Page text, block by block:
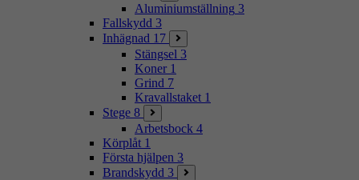
Aluminiumställning 3
Fallskydd 3
Inhägnad 17
Stängsel 3
Koner 1
Grind 7
Kravallstaket 1
Stege 8
Arbetsbock 4
Körplåt 1
Första hjälpen 3
Brandskydd 3